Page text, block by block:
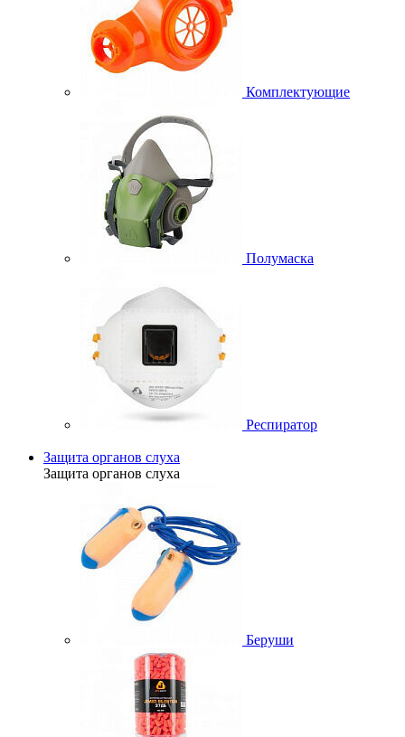
Комплектующие
Полумаска
Респиратор
Защита органов слуха
Защита органов слуха
Беруши